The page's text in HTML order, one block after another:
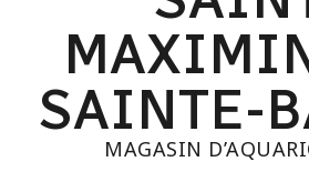
SAINTE-
MAGASIN